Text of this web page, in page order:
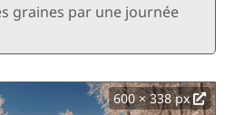
graines par une journée
600 × 338 px